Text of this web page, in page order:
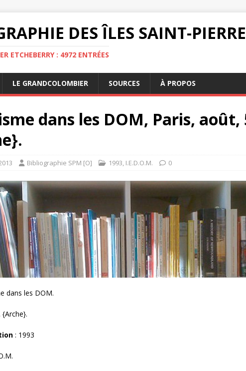
DES ÎLES SAINT-
ETCHEBERRY : 4972 ENTRÉES
LE GRANDCOLOMBIER SOURCES À PROPOS
dans les DOM, Paris, août,
Bibliographie SPM [O] 1993, I.E.D.O.M. 0
dans les DOM.
: 1993